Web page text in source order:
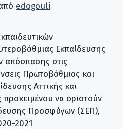
edogouli
Εκπαίδευσης
απόσπασης στις
Πρωτοβάθμιας και
Αττικής και
προκειμένου να οριστούν
Προσφύγων (ΣΕΠ),
2021